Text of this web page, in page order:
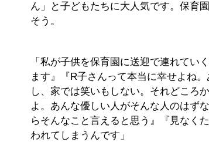
ん」と子どもたちに大人気です。保育
そう。
「私が子供を保育園に送迎で連れて
ます』『R子さんって本当に幸せよね
し、家では笑いもしない。それどころ
よ。あんな優しい人がそんな人のはず
らそんなこと言えると思う』『見なく
われてしまうんです」